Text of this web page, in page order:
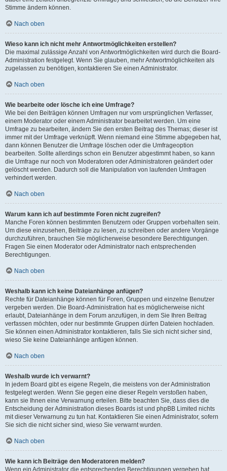
Stimme ändern können.
Nach oben
Wieso kann ich nicht mehr Antwortmöglichkeiten erstellen?
Die maximal zulässige Anzahl von Antwortmöglichkeiten wird durch die Board-
Administration festgelegt. Wenn Sie glauben, mehr Antwortmöglichkeiten als
zugelassen zu benötigen, kontaktieren Sie einen Administrator.
Nach oben
Wie bearbeite oder lösche ich eine Umfrage?
Wie bei den Beiträgen können Umfragen nur vom ursprünglichen Verfasser,
einem Moderator oder einem Administrator bearbeitet werden. Um eine
Umfrage zu bearbeiten, ändern Sie den ersten Beitrag des Themas; dieser ist
immer mit der Umfrage verknüpft. Wenn niemand eine Stimme abgegeben hat,
dann können Benutzer die Umfrage löschen oder die Umfrageoption
bearbeiten. Sollte allerdings schon ein Benutzer abgestimmt haben, so kann
die Umfrage nur noch von Moderatoren oder Administratoren geändert oder
gelöscht werden. Dadurch soll die Manipulation von laufenden Umfragen
verhindert werden.
Nach oben
Warum kann ich auf bestimmte Foren nicht zugreifen?
Manche Foren können bestimmten Benutzern oder Gruppen vorbehalten sein.
Um diese einzusehen, Beiträge zu lesen, zu schreiben oder andere Vorgänge
durchzuführen, brauchen Sie möglicherweise besondere Berechtigungen.
Fragen Sie einen Moderator oder Administrator nach entsprechenden
Berechtigungen.
Nach oben
Weshalb kann ich keine Dateianhänge anfügen?
Rechte für Dateianhänge können für Foren, Gruppen und einzelne Benutzer
vergeben werden. Die Board-Administration hat es möglicherweise nicht
erlaubt, Dateianhänge in dem Forum anzufügen, in dem Sie Ihren Beitrag
verfassen möchten, oder nur bestimmte Gruppen dürfen Dateien hochladen.
Sie können einen Administrator kontaktieren, falls Sie sich nicht sicher sind,
wieso Sie keine Dateianhänge anfügen können.
Nach oben
Weshalb wurde ich verwarnt?
In jedem Board gibt es eigene Regeln, die meistens von der Administration
festgelegt werden. Wenn Sie gegen eine dieser Regeln verstoßen haben,
kann sie Ihnen eine Verwarnung erteilen. Bitte beachten Sie, dass dies die
Entscheidung der Administration dieses Boards ist und phpBB Limited nichts
mit dieser Verwarnung zu tun hat. Kontaktieren Sie einen Administrator, sofern
Sie sich die nicht sicher sind, wieso Sie verwarnt wurden.
Nach oben
Wie kann ich Beiträge den Moderatoren melden?
Wenn ein Administrator die entsprechenden Berechtigungen vergeben hat,